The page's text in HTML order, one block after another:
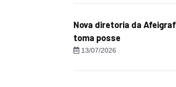
Nova diretoria da Afeigraf
toma posse
13/07/2026